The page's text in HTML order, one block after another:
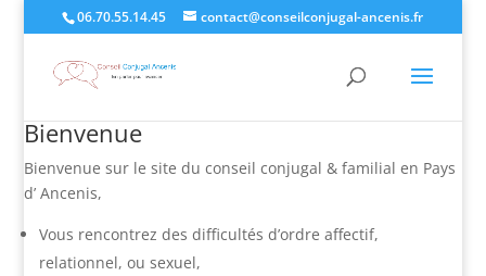
06.70.55.14.45 contact@conseilconjugal-ancenis.fr
Bienvenue
Bienvenue sur le site du conseil conjugal & familial en Pays
d’ Ancenis,
Vous rencontrez des difficultés d’ordre affectif,
relationnel, ou sexuel,